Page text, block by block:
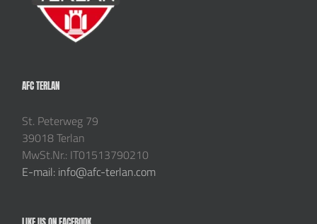
AFC TERLAN
St. Peterweg 79
39018 Terlan
MwSt.Nr.: IT01513790210
E-mail: info@afc-terlan.com